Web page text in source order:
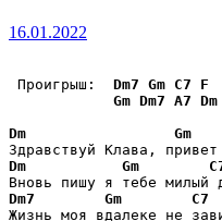
16.01.2022
Проигрыш: Dm7 Gm C7
F
Gm Dm7 A7 Dm
Dm
Gm
Dm
Gm
Dm7
Gm C7